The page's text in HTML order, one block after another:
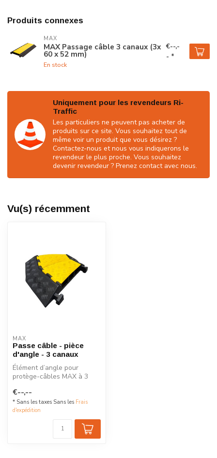
Produits connexes
MAX
MAX Passage câble 3 canaux (3x
60 x 52 mm)
En stock
€--,-
- *
Uniquement pour les revendeurs Ri-
Traffic
Les particuliers ne peuvent pas acheter de
produits sur ce site. Vous souhaitez tout de
même voir un produit que vous désirez ?
Contactez-nous et nous vous indiquerons le
revendeur le plus proche. Vous souhaitez
devenir revendeur ? Prenez contact avec nous.
Vu(s) récemment
MAX
Passe câble - pièce
d'angle - 3 canaux
Élément d’angle pour
protège-câbles MAX à 3
x 52 mm e...
€--,--
* Sans les taxes Sans les Frais
d'expédition